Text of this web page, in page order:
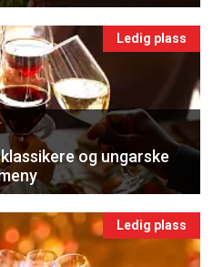
Ledig plass
og ungarske
Ledig plass